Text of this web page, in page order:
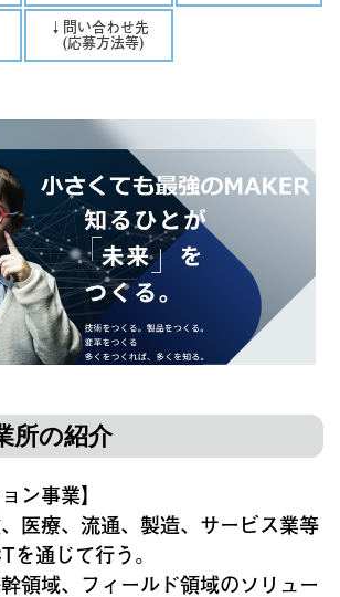
↓問い合わせ先
(応募方法等)
所の紹介
ン事業】
医療、流通、製造、サービス業等
を通じて行う。
領域、フィールド領域のソリュー